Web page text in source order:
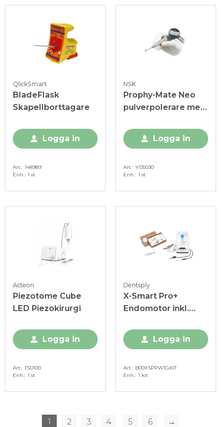
QlickSmart
BladeFlask
Skapellborttagare
Logga in
Art.
148989
Enh.
1 st
NSK
Prophy-Mate Neo
pulverpolerare med
Logga in
Art.
Y135030
Enh.
1 st
Acteon
Piezotome Cube
LED Piezokirurgi
Logga in
Art.
F50100
Enh. 1 st
Dentsply
X-Smart Pro+
Endomotor inkl.
Logga in
Art.
B00XSPPW1GKIT
Enh. 1 kit
1 2 3 4 5 6 →